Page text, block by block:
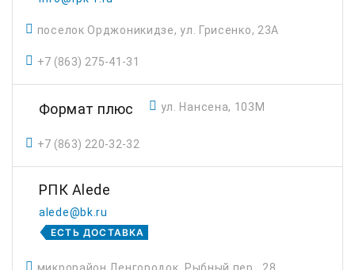
поселок Орджоникидзе, ул. Грисенко, 23А
+7 (863) 275-41-31
Формат плюс ул. Нансена, 103М
+7 (863) 220-32-32
РПК Alede
alede@bk.ru
ЕСТЬ ДОСТАВКА